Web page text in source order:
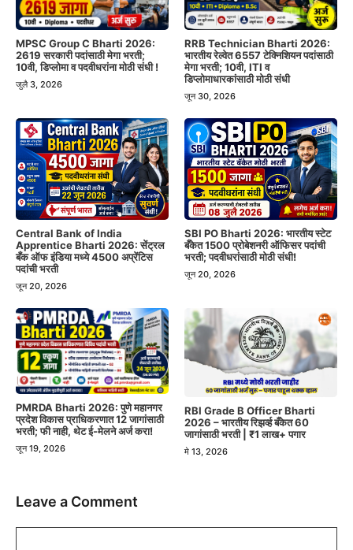
MPSC Group C Bharti 2026:
2619 सरकारी पदांसाठी मेगा भरती;
10वी, डिप्लोमा व पदवीधरांना मोठी संधी !
जुलै 3, 2026
RRB Technician Bharti 2026:
भारतीय रेल्वेत 6557 टेक्निशियन पदांसाठी
मेगा भरती; 10वी, ITI व
डिप्लोमाधारकांसाठी मोठी संधी
जून 30, 2026
Central Bank of India
Apprentice Bharti 2026: सेंट्रल
बँक ऑफ इंडिया मध्ये 4500 अप्रेंटिस
पदांची भरती
जून 20, 2026
SBI PO Bharti 2026: भारतीय स्टेट
बँकेत 1500 प्रोबेशनरी ऑफिसर पदांची
भरती; पदवीधरांसाठी मोठी संधी!
जून 20, 2026
PMRDA Bharti 2026: पुणे महानगर
प्रदेश विकास प्राधिकरणात 12 जागांसाठी
भरती; फी नाही, थेट ई-मेलने अर्ज करा!
जून 19, 2026
RBI Grade B Officer Bharti
2026 – भारतीय रिझर्व्ह बँकेत 60
जागांसाठी भरती | ₹1 लाख+ पगार
मे 13, 2026
Leave a Comment